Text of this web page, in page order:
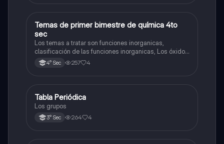
Química
Temas de primer bimestre de química 4to
sec
Los temas a tratar son funciones inorganicas,
clasificación de las funciones inorganicas, Los óxidos
y los óxidos ácidos
4° Sec 257 4
Química
Tabla Periódica
Los grupos
3° Sec 264 4